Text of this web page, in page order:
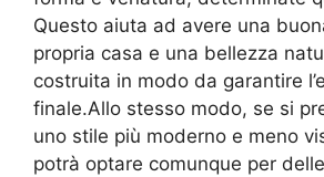
Questo aiuta ad avere una
propria casa e una bellezza
costruita in modo da garantire
finale.Allo stesso modo, se si
uno stile più moderno e meno
potrà optare comunque per